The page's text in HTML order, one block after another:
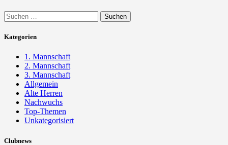
Suchen
nach:
Kategorien
1. Mannschaft
2. Mannschaft
3. Mannschaft
Allgemein
Alte Herren
Nachwuchs
Top-Themen
Unkategorisiert
Clubnews